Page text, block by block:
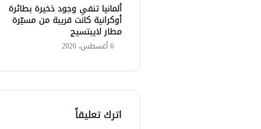
ألمانيا تنفي وجود ذخيرة بطائرة
أوكرانية كانت قريبة من مسيّرة
مطار لايبتسيج
6 أغسطس، 2026
اترك تعليقاً